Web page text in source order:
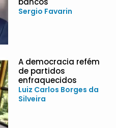
Sergio Favarin
A democracia refém
de partidos
enfraquecidos
Luiz Carlos Borges da
Silveira